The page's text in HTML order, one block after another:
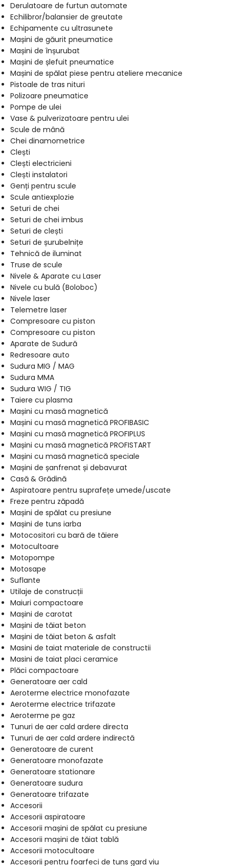
Derulatoare de furtun automate
Echilibror/balansier de greutate
Echipamente cu ultrasunete
Mașini de găurit pneumatice
Mașini de înșurubat
Mașini de șlefuit pneumatice
Mașini de spălat piese pentru ateliere mecanice
Pistoale de tras nituri
Polizoare pneumatice
Pompe de ulei
Vase & pulverizatoare pentru ulei
Scule de mână
Chei dinamometrice
Clești
Clești electricieni
Clești instalatori
Genți pentru scule
Scule antiexplozie
Seturi de chei
Seturi de chei imbus
Seturi de clești
Seturi de șurubelnițe
Tehnică de iluminat
Truse de scule
Nivele & Aparate cu Laser
Nivele cu bulă (Boloboc)
Nivele laser
Telemetre laser
Compresoare cu piston
Compresoare cu piston
Aparate de Sudură
Redresoare auto
Sudura MIG / MAG
Sudura MMA
Sudura WIG / TIG
Taiere cu plasma
Mașini cu masă magnetică
Mașini cu masă magnetică PROFIBASIC
Mașini cu masă magnetică PROFIPLUS
Mașini cu masă magnetică PROFISTART
Mașini cu masă magnetică speciale
Mașini de șanfrenat și debavurat
Casă & Grădină
Aspiratoare pentru suprafețe umede/uscate
Freze pentru zăpadă
Mașini de spălat cu presiune
Mașini de tuns iarba
Motocositori cu bară de tăiere
Motocultoare
Motopompe
Motosape
Suflante
Utilaje de construcții
Maiuri compactoare
Mașini de carotat
Mașini de tăiat beton
Mașini de tăiat beton & asfalt
Masini de taiat materiale de constructii
Masini de taiat placi ceramice
Plăci compactoare
Generatoare aer cald
Aeroterme electrice monofazate
Aeroterme electrice trifazate
Aeroterme pe gaz
Tunuri de aer cald ardere directa
Tunuri de aer cald ardere indirectă
Generatoare de curent
Generatoare monofazate
Generatoare stationare
Generatoare sudura
Generatoare trifazate
Accesorii
Accesorii aspiratoare
Accesorii mașini de spălat cu presiune
Accesorii mașini de tăiat tablă
Accesorii motocultoare
Accesorii pentru foarfeci de tuns gard viu